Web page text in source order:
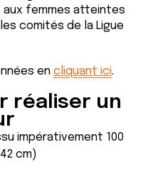
aux femmes atteintes
comités de la Ligue
en cliquant ici.
réaliser un
impérativement 100
cm)